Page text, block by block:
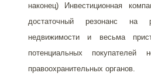
наконец) Инвестиционная
достаточный резонанс на
недвижимости и весьма
потенциальных покупателей
правоохранительных органов.